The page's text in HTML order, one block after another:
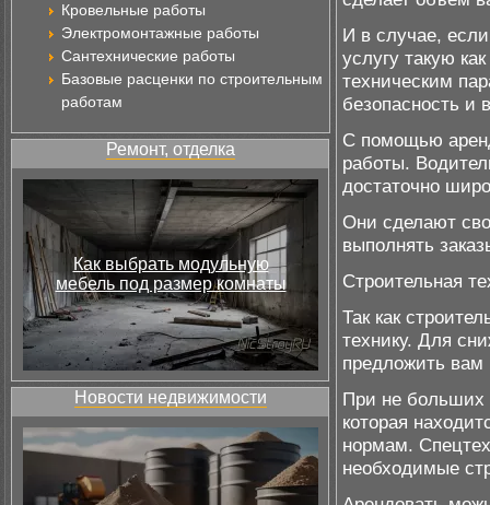
Кровельные работы
Электромонтажные работы
Сантехнические работы
Базовые расценки по строительным
работам
Ремонт, отделка
Как выбрать модульную
мебель под размер комнаты
Новости недвижимости
И в случае,
услугу такую как
техническим
безопасность и
С помощью
работы.
достаточно
Они сделают
выполнять
Строительная
Так как
технику. Для
предложить вам
При не больших
которая
нормам.
необходимые